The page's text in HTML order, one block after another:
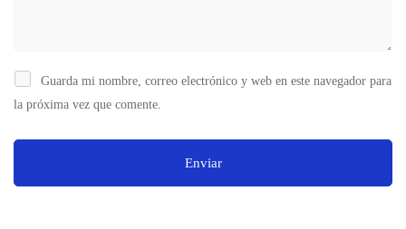
Guarda mi nombre, correo electrónico y web en este navegador para
la próxima vez que comente.